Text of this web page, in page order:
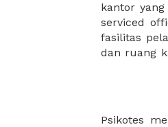
kantor
serviced
fasilitas
dan ruang
kantor
kantor
Psikotes
mental